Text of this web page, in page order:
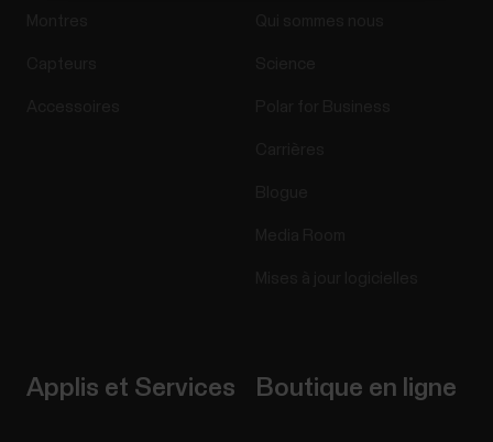
Applis et Services Boutique en ligne